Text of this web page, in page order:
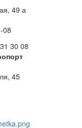
49 а
08
30 08
45